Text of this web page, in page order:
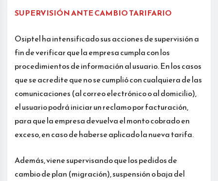
SUPERVISIÓN ANTE CAMBIO TARIFARIO
Osiptel ha intensificado sus acciones de supervisión a
fin de verificar que la empresa cumpla con los
procedimientos de información al usuario. En los casos
que se acredite que no se cumplió con cualquiera de las
comunicaciones (al correo electrónico o al domicilio),
el usuario podrá iniciar un reclamo por facturación,
para que la empresa devuelva el monto cobrado en
exceso, en caso de haberse aplicado la nueva tarifa.
Además, viene supervisando que los pedidos de
cambio de plan (migración), suspensión o baja del